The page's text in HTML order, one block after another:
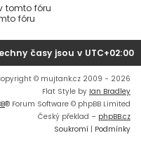
tomto fóru
fóru
časy jsou v UTC+02:00
© mujtank.cz 2009 - 2026
Flat Style by Ian Bradley
® Forum Software © phpBB Limited
Český překlad – phpBB.cz
Soukromí | Podmínky